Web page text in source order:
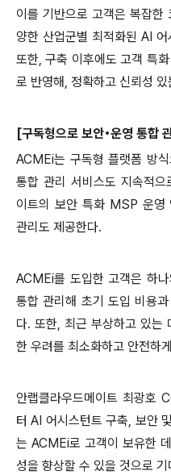
이를 기반으로 고객은 복잡한
양한 산업군별 최적화된 AI 어
또한,구축 이후에도 고객 특
로 반영해 , 정확하고 신뢰성 있
[구독형으로 보안•운영 통합
ACMEi는 구독형 플랫폼 방식
통합 관리 서비스도 지속적으
이트의 보안 특화MSP 운영
관리도 제공한다.
ACMEi를 도입한 고객은 하
통합 관리해 초기 도입 비용
다. 또한, 최근 부상하고 있는
한 우려를 최소화하고 안전하게
안랩클라우드메이트 최광호
터 AI 어시스턴트 구축, 보안
는 ACMEi로 고객이 보유한
성을 향상할 수 있을 것으로